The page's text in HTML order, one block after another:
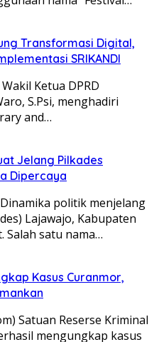
Transformasi Digital,
SRIKANDI
Ketua DPRD
S.Psi, menghadiri
and…
Jelang Pilkades
Dipercaya
politik menjelang
Lajawajo, Kabupaten
Salah satu nama…
Kasus Curanmor,
Satuan Reserse Kriminal
mengungkap kasus